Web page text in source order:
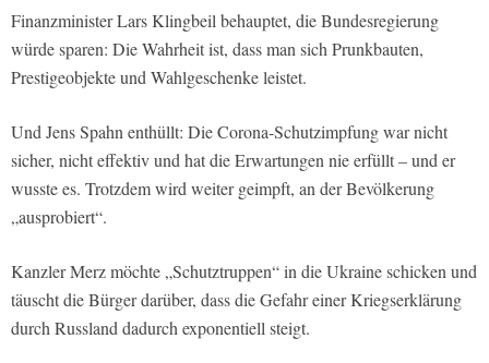
Finanzminister Lars Klingbeil behauptet, die Bundesregierung
würde sparen: Die Wahrheit ist, dass man sich Prunkbauten,
Prestigeobjekte und Wahlgeschenke leistet.
Und Jens Spahn enthüllt: Die Corona-Schutzimpfung war nicht
sicher, nicht effektiv und hat die Erwartungen nie erfüllt – und er
wusste es. Trotzdem wird weiter geimpft, an der Bevölkerung
„ausprobiert“.
Kanzler Merz möchte „Schutztruppen“ in die Ukraine schicken und
täuscht die Bürger darüber, dass die Gefahr einer Kriegserklärung
durch Russland dadurch exponentiell steigt.